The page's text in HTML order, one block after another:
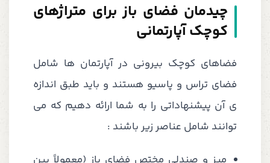
چیدمان فضای باز برای متراژهای
کوچک آپارتمانی
فضاهای کوچک بیرونی در آپارتمان ها شامل
فضای تراس و پاسیو هستند و باید طبق اندازه
ی آن پیشنهاداتی را به شما ارائه دهیم که می
توانند شامل عناصر زیر باشند :